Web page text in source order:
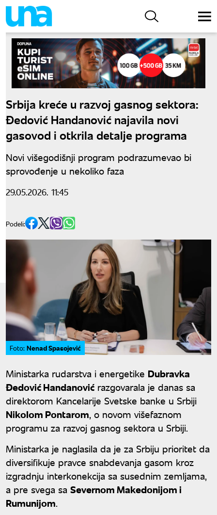
Srbija kreće u razvoj gasnog sektora:
Đedović Handanović najavila novi
gasovod i otkrila detalje programa
Novi višegodišnji program podrazumevao bi
sprovođenje u nekoliko faza
29.05.2026. 11:45
Podeli:
Foto: Nenad Spasojević
Ministarka rudarstva i energetike Dubravka
Đedović Handanović razgovarala je danas sa
direktorom Kancelarije Svetske banke u Srbiji
Nikolom Pontarom, o novom višefaznom
programu za razvoj gasnog sektora u Srbiji.
Ministarka je naglasila da je za Srbiju prioritet da
diversifikuje pravce snabdevanja gasom kroz
izgradnju interkonekcija sa susednim zemljama,
a pre svega sa Severnom Makedonijom i
Rumunijom.